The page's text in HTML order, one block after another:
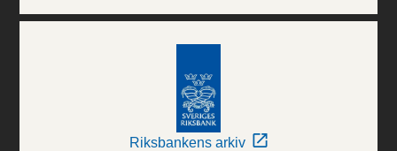
Riksbankens arkiv